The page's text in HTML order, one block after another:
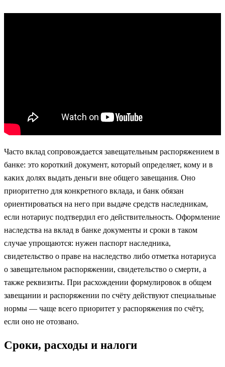
Часто вклад сопровождается завещательным распоряжением в
банке: это короткий документ, который определяет, кому и в
каких долях выдать деньги вне общего завещания. Оно
приоритетно для конкретного вклада, и банк обязан
ориентироваться на него при выдаче средств наследникам,
если нотариус подтвердил его действительность. Оформление
наследства на вклад в банке документы и сроки в таком
случае упрощаются: нужен паспорт наследника,
свидетельство о праве на наследство либо отметка нотариуса
о завещательном распоряжении, свидетельство о смерти, а
также реквизиты. При расхождении формулировок в общем
завещании и распоряжении по счёту действуют специальные
нормы — чаще всего приоритет у распоряжения по счёту,
если оно не отозвано.
Сроки, расходы и налоги